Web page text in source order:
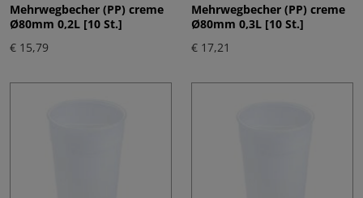
Mehrwegbecher (PP) creme
Ø80mm 0,2L [10 St.]
€ 15,79
Mehrwegbecher (PP) creme
Ø80mm 0,3L [10 St.]
€ 17,21